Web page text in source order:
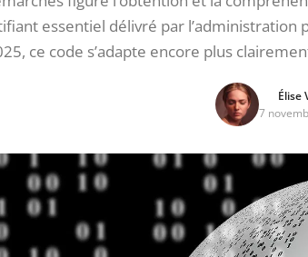
essentiel délivré par l’administration
ce code s’adapte encore plus
Élise
7